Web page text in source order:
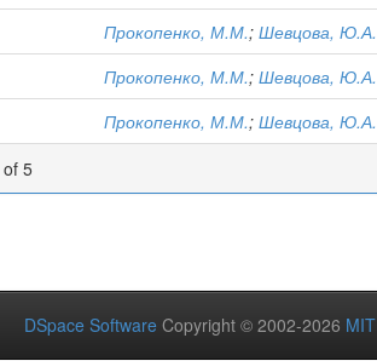
Прокопенко, М.М.; Шевцова, Ю.А.
Прокопенко, М.М.; Шевцова, Ю.А.
Прокопенко, М.М.; Шевцова, Ю.А.
5
DSpace Software Copyright © 2002-2026 MIT